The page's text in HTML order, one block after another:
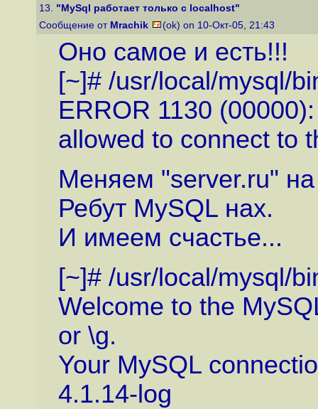
13. "MySql работает только с localhost"
Сообщение от Mrachik (ok) on 10-Окт-05, 21:43
Оно самое и есть!!!
[~]# /usr/local/mysql/
ERROR 1130
allowed to connect to
Меняем "server.ru"
Ребут MySQL нах.
И имеем счастье...
[~]# /usr/local/mysql/
Welcome to the
or \g.
Your MySQL
4.1.14-log